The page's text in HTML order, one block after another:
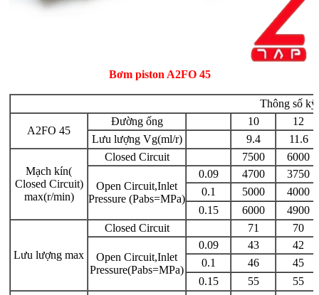
Bơm piston A2FO 45
Thông số
A2FO 45
Đường ống 10
12
Lưu lượng Vg(ml/r)
9.4 11.6
Mạch kín(
Closed Circuit)
max(r/min)
Closed Circuit 7500 6000
Open Circuit,Inlet
Pressure (Pabs=MPa)
0.09 4700
3750
0.1
5000
4000
0.15
6000 4900
Lưu lượng max
Closed Circuit 71 70
Open Circuit,Inlet
Pressure(Pabs=MPa)
0.09 43
42
0.1
46
45
0.15
55
55